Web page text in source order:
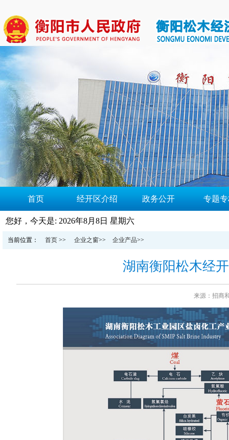
首页 经开区介绍 政务公开 专题
您好，今天是: 2026年8月8日 星期六
当前位置： 首页 >> 企业之窗>> 企业产品>>
湖南衡阳松木经
来源：招商